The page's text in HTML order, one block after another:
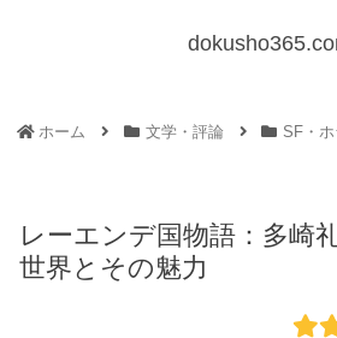
ホーム 文学・評論 SF・
レーエンデ国物語：多崎
世界とその魅力